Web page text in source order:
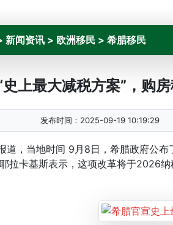
新闻资讯 > 欧洲移民 > 希腊移民
上最大减税方案”，购
发布时间：2025-09-19 10:19:29
，当地时间 9月8日，希腊政府公布
拉卡基斯表示，这项改革将于2026